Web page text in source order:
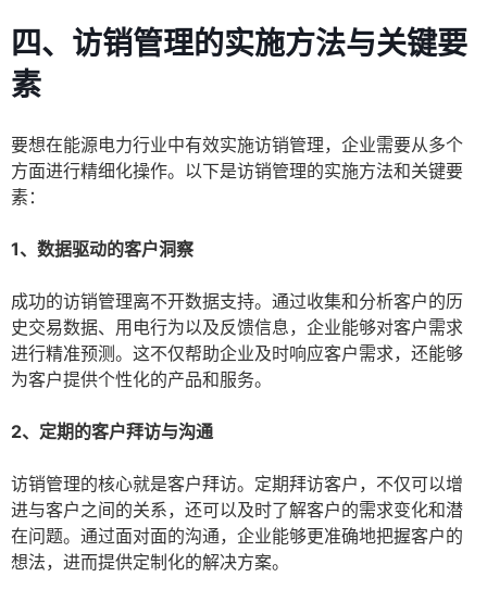
四、访销管理的实施方法与关键要
素
要想在能源电力行业中有效实施访销管理，企业需要从多个
方面进行精细化操作。以下是访销管理的实施方法和关键要
素：
1、数据驱动的客户洞察
成功的访销管理离不开数据支持。通过收集和分析客户的历
史交易数据、用电行为以及反馈信息，企业能够对客户需求
进行精准预测。这不仅帮助企业及时响应客户需求，还能够
为客户提供个性化的产品和服务。
2、定期的客户拜访与沟通
访销管理的核心就是客户拜访。定期拜访客户，不仅可以增
进与客户之间的关系，还可以及时了解客户的需求变化和潜
在问题。通过面对面的沟通，企业能够更准确地把握客户的
想法，进而提供定制化的解决方案。